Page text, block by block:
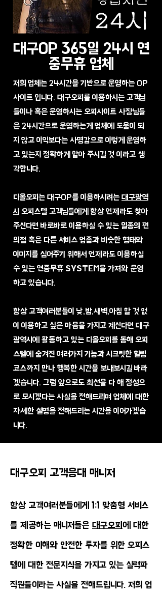
대구OP 365일 24시 연
중무휴 업체
저희 업체는 24시간을 기반으로 운영하는 OP
사이트 입니다. 대구오피를 이용하시는 고객님
들이나 혹은 운영하시는 오피사이트 사장님들
은 24시간으로 운영하는게 업체에 도움이 되
지 않고 이익보다는 사명감으로 이렇게 운영하
고 있는지 정확하게 알아 주시길 것 이라고 생
각합니다.
디올오피는 대구OP를 이용하시려는 대구광역
시 오피스텔 고객님들에게 항상 언제라도 찾아
주신다면 바로바로 이용하실 수 있는 일종의 편
의점 혹은 다른 서비스 업종과 비슷한 형태와
이미지를 심어주기 위해서 언제라도 이용하실
수 있는 연중무휴 SYSTEM을 가져와 운영
하고 있습니다.
​항상 고객여러분들이 낮,밤,새벽,아침 할 것 없
이 이용하고 싶은 마음을 가지고 계신다면 대구
광역시에 활동하고 있는 디올오피를 통해 오피
스텔에 숨겨진 여러가지 기능과 시크릿한 힐링
코스까지 만나 행복한 시간을 보내보시길 바라
겠습니다. 그럼 앞으로도 최선을 다 해 정성으
로 모시겠다는 사실을 전해드리며 업체에 대한
자세한 설명을 전해드리는 시간을 이어가겠습
니다.
대구오피 고객응대 매니저
항상 고객여러분들에게 1:1 맞춤형 서비스
를 제공하는 매니저들은 대구오피 에 대한
정확한 이해와 안전한 투자를 위한 오피스
텔에 대한 전문지식을 가지고 있는 실력파
직원들이라는 사실을 전해드립니다. 저희 업